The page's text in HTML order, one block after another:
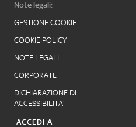
Note legali:
GESTIONE COOKIE
COOKIE POLICY
NOTE LEGALI
CORPORATE
DICHIARAZIONE DI
ACCESSIBILITA'
ACCEDI A